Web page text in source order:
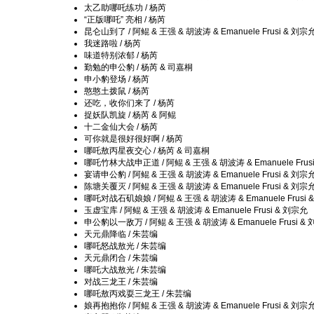
太乙助哪吒练功 / 杨芮
“正版哪吒” 亮相 / 杨芮
昆仑山到了 / 阿鲲 & 王强 & 胡波涛 & Emanuele Frusi & 刘宗
我迷路啦 / 杨芮
味道特别浓郁 / 杨芮
勤勉的申公豹 / 杨芮 & 司嘉桐
申小豹登场 / 杨芮
憨憨土拨鼠 / 杨芮
还吃，收你们来了 / 杨芮
捉妖队凯旋 / 杨芮 & 阿鲲
十二金仙大会 / 杨芮
可你就是很好很好啊 / 杨芮
哪吒敖丙星夜交心 / 杨芮 & 司嘉桐
哪吒竹林大战申正道 / 阿鲲 & 王强 & 胡波涛 & Emanuele
宴请申公豹 / 阿鲲 & 王强 & 胡波涛 & Emanuele Frusi & 刘宗
陈塘关覆灭 / 阿鲲 & 王强 & 胡波涛 & Emanuele Frusi & 刘宗
哪吒对战石矶娘娘 / 阿鲲 & 王强 & 胡波涛 & Emanuele Frusi
玉虚宝库 / 阿鲲 & 王强 & 胡波涛 & Emanuele Frusi & 刘宗允
申公豹以一敌万 / 阿鲲 & 王强 & 胡波涛 & Emanuele Frusi &
天元鼎降临 / 朱芸编
哪吒怒战敖光 / 朱芸编
天元鼎闭合 / 朱芸编
哪吒大战敖光 / 朱芸编
对战三龙王 / 朱芸编
哪吒敖丙戏耍三龙王 / 朱芸编
娘再抱抱你 / 阿鲲 & 王强 & 胡波涛 & Emanuele Frusi & 刘宗